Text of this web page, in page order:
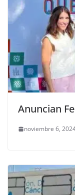
Anuncian
noviembre 6,